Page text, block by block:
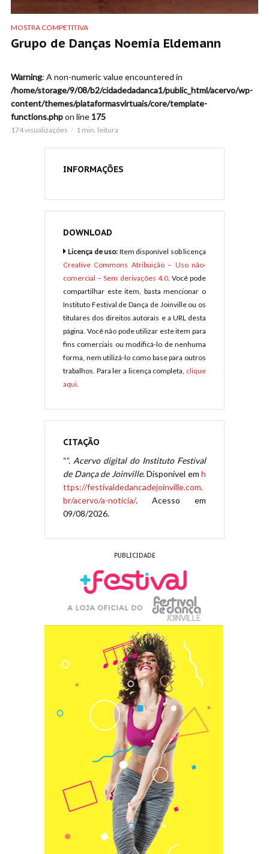
MOSTRA COMPETITIVA
Grupo de Danças Noemia Eldemann
Warning: A non-numeric value encountered in
/home/storage/9/08/b2/cidadedadanca1/public_html/acervo/wp-
content/themes/plataformasvirtuais/core/template-
functions.phpon line 175
174 visualizações 1 min. leitura
INFORMAÇÕES
DOWNLOAD
Licença de uso: Item disponível sob licença
Creative Commons Atribuição – Uso não-
comercial – Sem derivações 4.0. Você pode
compartilhar este item, basta mencionar o
Instituto Festival de Dança de Joinville ou os
titulares dos direitos autorais e a URL desta
página. Você não pode utilizar este item para
fins comerciais ou modificá-lo de nenhuma
forma, nem utilizá-lo como base para outros
trabalhos. Para ler a licença completa, clique
aqui.
CITAÇÃO
“”. Acervo digital do Instituto Festival
de Dança de Joinville. Disponível em h
ttps://festivaldedancadejoinville.com.
br/acervo/a-noticia/. Acesso em
09/08/2026.
PUBLICIDADE